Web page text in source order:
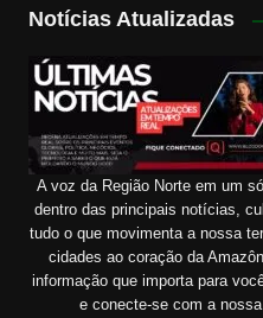
Notícias Atualizadas
A voz da Região Norte em um
dentro das principais notícias,
tudo o que movimenta a nossa
cidades ao coração da
informação que importa para
e conecte-se com a